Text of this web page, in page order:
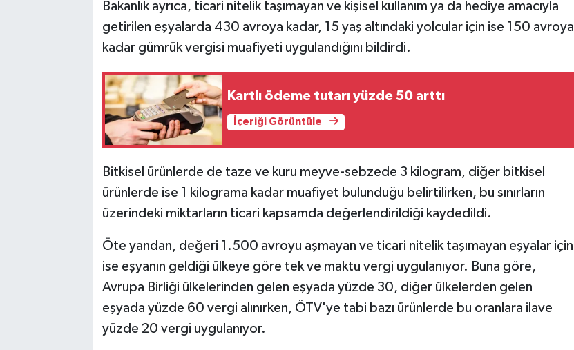
Bakanlık ayrıca, ticari nitelik taşımayan ve kişisel kullanım ya da hediye amacıyla
getirilen eşyalarda 430 avroya kadar, 15 yaş altındaki yolcular için ise 150 avroya
kadar gümrük vergisi muafiyeti uygulandığını bildirdi.
Kartlı ödeme tutarı yüzde 50 arttı
İçeriği Görüntüle
Bitkisel ürünlerde de taze ve kuru meyve-sebzede 3 kilogram, diğer bitkisel
ürünlerde ise 1 kilograma kadar muafiyet bulunduğu belirtilirken, bu sınırların
üzerindeki miktarların ticari kapsamda değerlendirildiği kaydedildi.
Öte yandan, değeri 1.500 avroyu aşmayan ve ticari nitelik taşımayan eşyalar için
ise eşyanın geldiği ülkeye göre tek ve maktu vergi uygulanıyor. Buna göre,
Avrupa Birliği ülkelerinden gelen eşyada yüzde 30, diğer ülkelerden gelen
eşyada yüzde 60 vergi alınırken, ÖTV'ye tabi bazı ürünlerde bu oranlara ilave
yüzde 20 vergi uygulanıyor.